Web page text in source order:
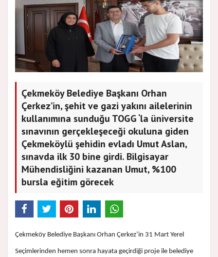
Çekmeköy Belediye Başkanı Orhan
Çerkez’in, şehit ve gazi yakını ailelerinin
kullanımına sunduğu TOGG ‘la üniversite
sınavının gerçekleşeceği okuluna giden
Çekmeköylü şehidin evladı Umut Aslan,
sınavda ilk 30 bine girdi. Bilgisayar
Mühendisliğini kazanan Umut, %100
bursla eğitim görecek
Çekmeköy Belediye Başkanı Orhan Çerkez’in 31 Mart Yerel
Seçimlerinden hemen sonra hayata geçirdiği proje ile belediye